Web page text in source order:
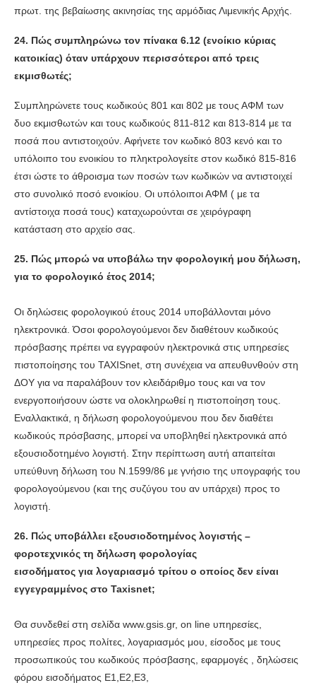
πρωτ. της βεβαίωσης ακινησίας της αρμόδιας Λιμενικής Αρχής.
24. Πώς συμπληρώνω τον πίνακα 6.12 (ενοίκιο κύριας
κατοικίας) όταν υπάρχουν περισσότεροι από τρεις
εκμισθωτές;
Συμπληρώνετε τους κωδικούς 801 και 802 με τους ΑΦΜ των
δυο εκμισθωτών και τους κωδικούς 811-812 και 813-814 με τα
ποσά που αντιστοιχούν. Αφήνετε τον κωδικό 803 κενό και το
υπόλοιπο του ενοικίου το πληκτρολογείτε στον κωδικό 815-816
έτσι ώστε το άθροισμα των ποσών των κωδικών να αντιστοιχεί
στο συνολικό ποσό ενοικίου. Οι υπόλοιποι ΑΦΜ ( με τα
αντίστοιχα ποσά τους) καταχωρούνται σε χειρόγραφη
κατάσταση στο αρχείο σας.
25. Πώς μπορώ να υποβάλω την φορολογική μου δήλωση,
για το φορολογικό έτος 2014;
Οι δηλώσεις φορολογικού έτους 2014 υποβάλλονται μόνο
ηλεκτρονικά. Όσοι φορολογούμενοι δεν διαθέτουν κωδικούς
πρόσβασης πρέπει να εγγραφούν ηλεκτρονικά στις υπηρεσίες
πιστοποίησης του TAXISnet, στη συνέχεια να απευθυνθούν στη
ΔΟΥ για να παραλάβουν τον κλειδάριθμο τους και να τον
ενεργοποιήσουν ώστε να ολοκληρωθεί η πιστοποίηση τους.
Εναλλακτικά, η δήλωση φορολογούμενου που δεν διαθέτει
κωδικούς πρόσβασης, μπορεί να υποβληθεί ηλεκτρονικά από
εξουσιοδοτημένο λογιστή. Στην περίπτωση αυτή απαιτείται
υπεύθυνη δήλωση του Ν.1599/86 με γνήσιο της υπογραφής του
φορολογούμενου (και της συζύγου του αν υπάρχει) προς το
λογιστή.
26. Πώς υποβάλλει εξουσιοδοτημένος λογιστής –
φοροτεχνικός τη δήλωση φορολογίας
εισοδήματος για λογαριασμό τρίτου ο οποίος δεν είναι
εγγεγραμμένος στο Taxisnet;
Θα συνδεθεί στη σελίδα www.gsis.gr, on line υπηρεσίες,
υπηρεσίες προς πολίτες, λογαριασμός μου, είσοδος με τους
προσωπικούς του κωδικούς πρόσβασης, εφαρμογές , δηλώσεις
φόρου εισοδήματος Ε1,Ε2,Ε3,